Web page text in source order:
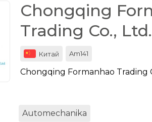
Chongqing
Trading Co., Ltd.
Китай Am141
Chongqing Formanhao Trading
Automechanika